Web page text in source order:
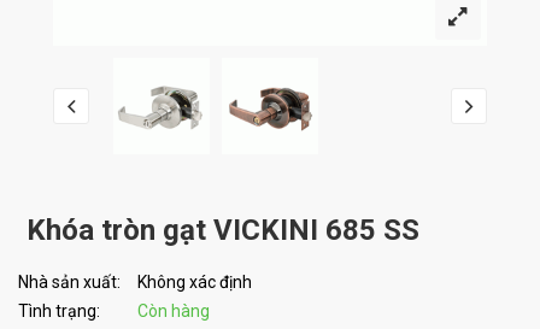
Khóa tròn gạt VICKINI 685 SS
Nhà sản xuất:
Không xác định
Tình trạng:
Còn hàng